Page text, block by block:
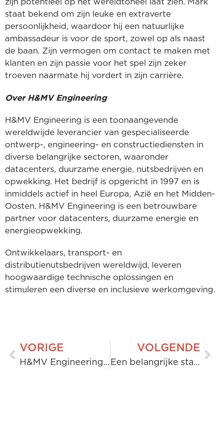
zijn potentieel op het wereldtoneel laat zien. Mark
staat bekend om zijn leuke en extraverte
persoonlijkheid, waardoor hij een natuurlijke
ambassadeur is voor de sport, zowel op als naast
de baan. Zijn vermogen om contact te maken met
klanten en zijn passie voor het spel zijn zeker
troeven naarmate hij vordert in zijn carrière.
Over H&MV Engineering
H&MV Engineering is een toonaangevende
wereldwijde leverancier van gespecialiseerde
ontwerp-, engineering- en constructiediensten in
diverse belangrijke sectoren, waaronder
datacenters, duurzame energie, nutsbedrijven en
opwekking. Het bedrijf is opgericht in 1997 en is
inmiddels actief in heel Europa, Azië en het Midden-
Oosten. H&MV Engineering is een betrouwbare
partner voor datacenters, duurzame energie en
energieopwekking.
Ontwikkelaars, transport- en
distributienutsbedrijven wereldwijd, leveren
hoogwaardige technische oplossingen en
stimuleren een diverse en inclusieve werkomgeving.
VORIGE
H&MV Engineering publiceert ESG-rapport 2023
VOLGENDE
Een belangrijke stap voor de energietransitie